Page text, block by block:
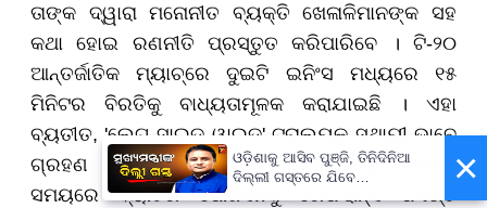
ତାଙ୍କ ଦ୍ୱାରା ମନୋନୀତ ବ୍ୟକ୍ତି ଖେଳାଳିମାନଙ୍କ ସହ
କଥା ହୋଇ ରଣନୀତି ପ୍ରସ୍ତୁତ କରିପାରିବେ । ଟି-୨୦
ଆନ୍ତର୍ଜାତିକ ମ୍ୟାଚ୍‌ରେ ଦୁଇଟି ଇନିଂସ ମଧ୍ୟରେ ୧୫
ମିନିଟର ବିରତିକୁ ବାଧ୍ୟତାମୂଳକ କରାଯାଇଛି । ଏହା
ବ୍ୟତୀତ, 'ଲେଗ୍-ସାଇଡ୍ ୱାଇଡ୍' ଟ୍ରାଲୟକୁ ସ୍ଥାୟୀ ଭାବେ
ଗ୍ରହଣ କରାଯାଇଛି । ଏହି ନିୟମରେ ବଲ୍ ପକାଇବା
ସମୟରେ ବ୍ୟାଟର ପୋଜିସନକୁ ରେଫରାନ୍ସ ପଏଣ୍ଟ
×
ଓଡ଼ିଶାକୁ ଆସିବ ପୁଞ୍ଜି, ତିନିଦିନିଆ
ଦିଲ୍ଲୀ ଗସ୍ତରେ ଯିବେ
ମୁଖ୍ୟମନ୍ତ୍ରୀ ମୋହନ ମାଝୀ